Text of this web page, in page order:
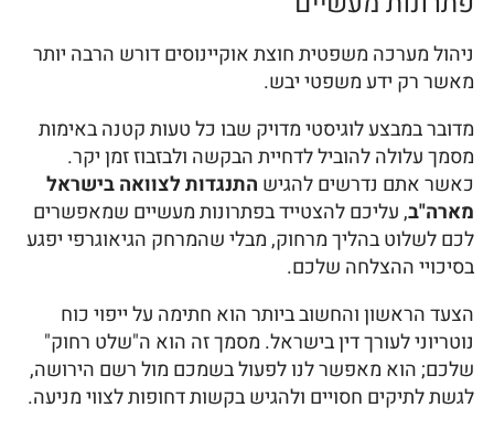
ניהול מערכה משפטית חוצת אוקיינוסים דורש הרבה יותר
מאשר רק ידע משפטי יבש.
מדובר במבצע לוגיסטי מדויק שבו כל טעות קטנה באימות
מסמך עלולה להוביל לדחיית הבקשה ולבזבוז זמן יקר.
כאשר אתם נדרשים להגיש התנגדות לצוואה בישראל
מארה"ב, עליכם להצטייד בפתרונות מעשיים שמאפשרים
לכם לשלוט בהליך מרחוק, מבלי שהמרחק הגיאוגרפי יפגע
בסיכויי ההצלחה שלכם.
הצעד הראשון והחשוב ביותר הוא חתימה על ייפוי כוח
נוטריוני לעורך דין בישראל. מסמך זה הוא ה"שלט רחוק"
שלכם; הוא מאפשר לנו לפעול בשמכם מול רשם הירושה,
לגשת לתיקים חסויים ולהגיש בקשות דחופות לצווי מניעה.